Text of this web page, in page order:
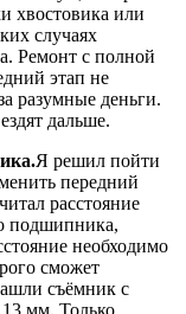
хвостовика или
случаях
Ремонт с полной
этап не
разумные деньги.
дальше.
Я решил пойти
передний
расстояние
подшипника,
необходимо
сможет
съёмник с
мм. Только